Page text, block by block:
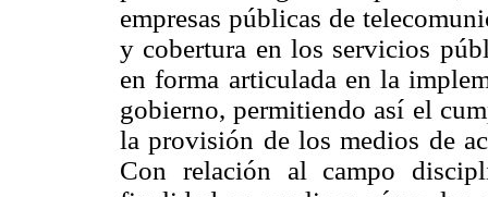
empresas públicas de
y cobertura en los servicios
en forma articulada en la
gobierno, permitiendo así el
la provisión de los medios de
Con relación al campo